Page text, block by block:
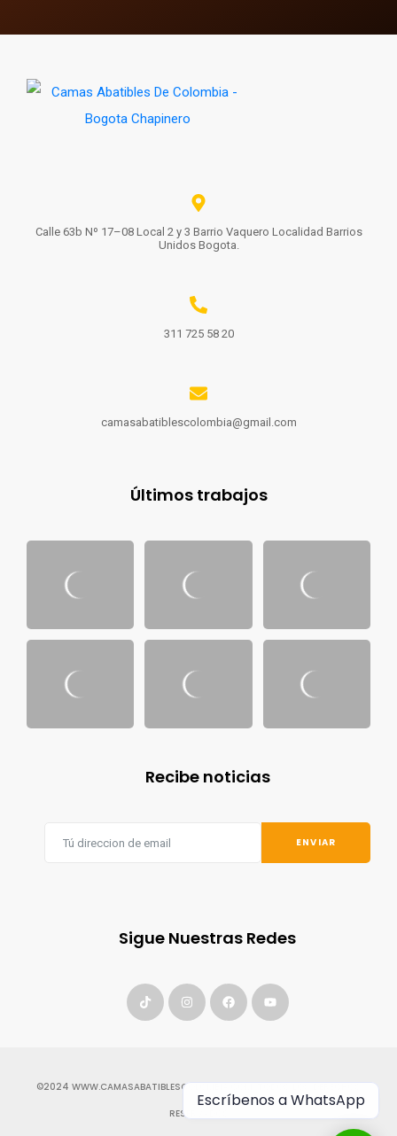
Calle 63b Nº 17–08 Local 2 y 3 Barrio Vaquero Localidad Barrios
Unidos Bogota.
311 725 58 20
camasabatiblescolombia@gmail.com
Últimos trabajos
Recibe noticias
ENVIAR
Sigue Nuestras Redes
©2024 WWW.CAMASABATIBLESCOLOMBIA.COM. TODOS LOS DERECHOS
RESERVADOS
Escríbenos a WhatsApp